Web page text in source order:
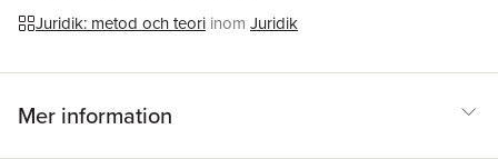
Juridik: metod och teori inom Juridik
Mer information